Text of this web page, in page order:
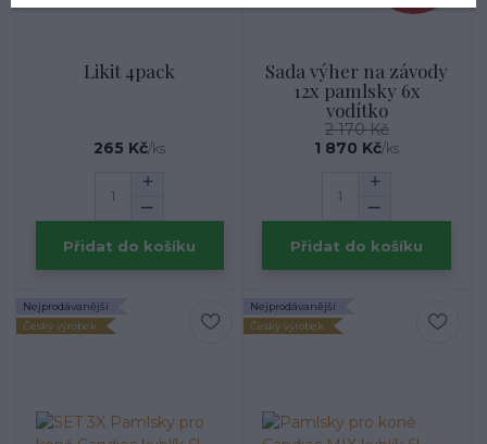
Likit 4pack
265 Kč/ks
Přidat do košíku
Sada výher na závody
12x pamlsky 6x
vodítko
2 170 Kč
1 870 Kč/ks
Přidat do košíku
Nejprodávanější
Český výrobek
Nejprodávanější
Český výrobek